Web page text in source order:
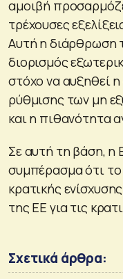
αμοιβή
τρέχουσες
Αυτή η διάρθρωση
διορισμός
στόχο να αυξηθεί
ρύθμισης των μη
και η πιθανότητα
Σε αυτή τη βάση, η
συμπέρασμα ότι το
κρατικής
της ΕΕ για τις
Σχετικά άρθρα: